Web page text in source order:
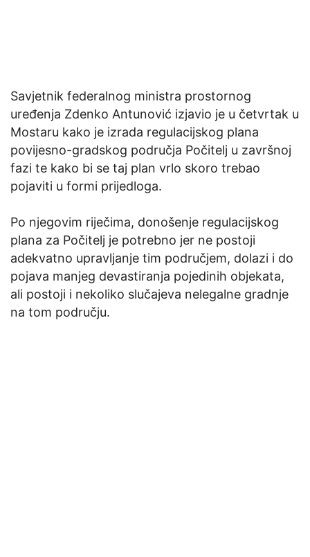
Savjetnik federalnog ministra prostornog
uređenja Zdenko Antunović izjavio je u četvrtak u
Mostaru kako je izrada regulacijskog plana
povijesno-gradskog područja Počitelj u završnoj
fazi te kako bi se taj plan vrlo skoro trebao
pojaviti u formi prijedloga.
Po njegovim riječima, donošenje regulacijskog
plana za Počitelj je potrebno jer ne postoji
adekvatno upravljanje tim područjem, dolazi i do
pojava manjeg devastiranja pojedinih objekata,
ali postoji i nekoliko slučajeva nelegalne gradnje
na tom području.